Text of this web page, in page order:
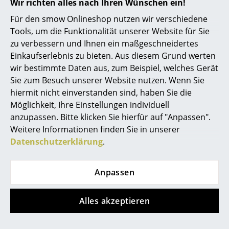
Wir richten alles nach Ihren Wünschen ein!
Für den smow Onlineshop nutzen wir verschiedene
Tools, um die Funktionalität unserer Website für Sie
zu verbessern und Ihnen ein maßgeschneidertes
Einkaufserlebnis zu bieten. Aus diesem Grund werten
wir bestimmte Daten aus, zum Beispiel, welches Gerät
Sie zum Besuch unserer Website nutzen. Wenn Sie
hiermit nicht einverstanden sind, haben Sie die
Möglichkeit, Ihre Einstellungen individuell
anzupassen. Bitte klicken Sie hierfür auf "Anpassen".
Weitere Informationen finden Sie in unserer
Datenschutzerklärung.
Anpassen
Alles akzeptieren
Räume
Zuhause
Wohnzimmer
Esszimmer
Schlafzimmer
Kinderzimmer
Arbeitszimmer
Diele
Produktdatenblatt
Bitte klicken Sie auf das Bild, um detaillierte
Informationen zu erhalten (ca. 1,6 MB).
Produktpräsentation
Noch mehr Inspiration?
Hier ist ein interessantes YouTube-Video
verlinkt, allerdings haben Sie sich gegen
die Verwendung von YouTube auf unseren
Seiten entschieden. Wenn Sie das Video